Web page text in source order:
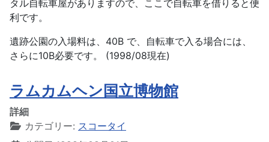
タル自転車屋がありますので、ここで自転車を借りると便
利です。
遺跡公園の入場料は、40B で、自転車で入る場合には、
さらに10B必要です。 (1998/08現在)
ラムカムヘン国立博物館
詳細
カテゴリー: スコータイ